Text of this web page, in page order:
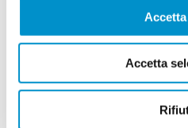
Accetta
della conferenza stampa
La conferenza stampa sarà
streaming dalle 09:00 sul
(www.ti.ch/streaming) e sul
www.youtube.com/